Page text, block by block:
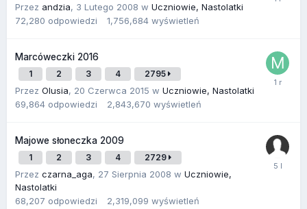
Przez andzia, 3 Lutego 2008 w Uczniowie, Nastolatki
72,280 odpowiedzi 1,756,684 wyświetleń
Marcóweczki 2016
1 2 3 4 2795
Przez Olusia, 20 Czerwca 2015 w Uczniowie, Nastolatki
69,864 odpowiedzi 2,843,670 wyświetleń
Majowe słoneczka 2009
1 2 3 4 2729
Przez czarna_aga, 27 Sierpnia 2008 w Uczniowie,
Nastolatki
68,207 odpowiedzi 2,319,099 wyświetleń